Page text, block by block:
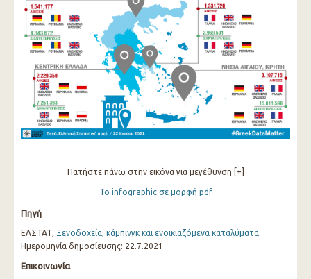
Πατήστε πάνω στην εικόνα για μεγέθυνση [+]
Το infographic σε μορφή pdf
Πηγή
ΕΛΣΤΑΤ, Ξενοδοχεία, κάμπινγκ και ενοικιαζόμενα καταλύματα.
Ημερομηνία δημοσίευσης: 22.7.2021
Επικοινωνία